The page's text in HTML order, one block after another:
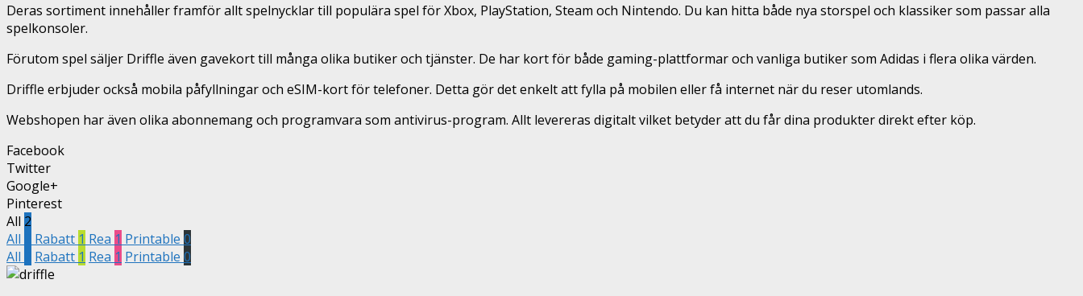
Deras sortiment innehåller framför allt spelnycklar till populära spel för Xbox, PlayStation, Steam och Nintendo. Du kan hitta både nya storspel och klassiker som passar alla
spelkonsoler.
Förutom spel säljer Driffle även gavekort till många olika butiker och tjänster. De har kort för både gaming-plattformar och vanliga butiker som Adidas i flera olika värden.
Driffle erbjuder också mobila påfyllningar och eSIM-kort för telefoner. Detta gör det enkelt att fylla på mobilen eller få internet när du reser utomlands.
Webshopen har även olika abonnemang och programvara som antivirus-program. Allt levereras digitalt vilket betyder att du får dina produkter direkt efter köp.
Facebook
Twitter
Google+
Pinterest
All 2
All
Rabatt 1 Rea 1 Printable 0
All
Rabatt 1 Rea 1 Printable 0